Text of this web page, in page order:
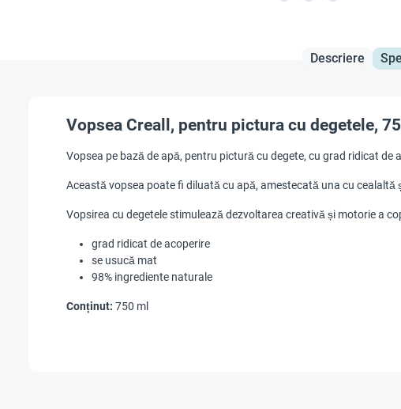
Descriere
Vopsea Creall, pentru pictura cu degetele,
Vopsea pe bază de apă, pentru pictură cu degete, cu grad ridicat
Această vopsea poate fi diluată cu apă, amestecată una cu
Vopsirea cu degetele stimulează dezvoltarea creativă și motorie a
grad ridicat de acoperire
se usucă mat
98% ingrediente naturale
Conținut: 750 ml